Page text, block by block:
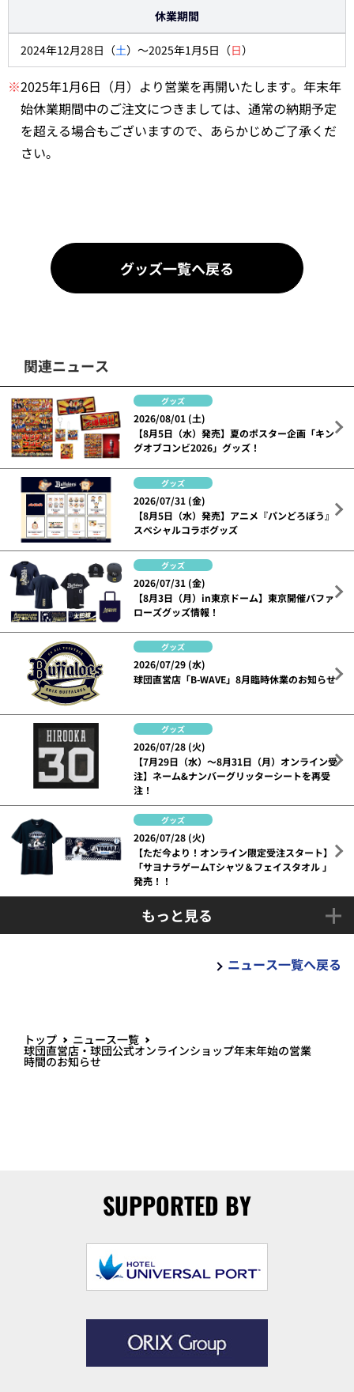
休業期間
2024年12月28日（土）～2025年1月5日（日）
※2025年1月6日（月）より営業を再開いたします。年末年
始休業期間中のご注文につきましては、通常の納期予定
を超える場合もございますので、あらかじめご了承くだ
さい。
グッズ一覧へ戻る
関連ニュース
グッズ
2026/08/01 (土)
【8月5日（水）発売】夏のポスター企画「キン
グオブコンビ2026」グッズ！
グッズ
2026/07/31 (金)
【8月5日（水）発売】アニメ『パンどろぼう』
スペシャルコラボグッズ
グッズ
2026/07/31 (金)
【8月3日（月）in東京ドーム】東京開催バファ
ローズグッズ情報！
グッズ
2026/07/29 (水)
球団直営店「B-WAVE」8月臨時休業のお知らせ
グッズ
2026/07/28 (火)
【7月29日（水）～8月31日（月）オンライン受
注】ネーム&ナンバーグリッターシートを再受
注！
グッズ
2026/07/28 (火)
【ただ今より！オンライン限定受注スタート】
「サヨナラゲームTシャツ＆フェイスタオル 」
発売！！
もっと見る
ニュース一覧へ戻る
トップ ニュース一覧
球団直営店・球団公式オンラインショップ年末年始の営業
時間のお知らせ
SUPPORTED BY